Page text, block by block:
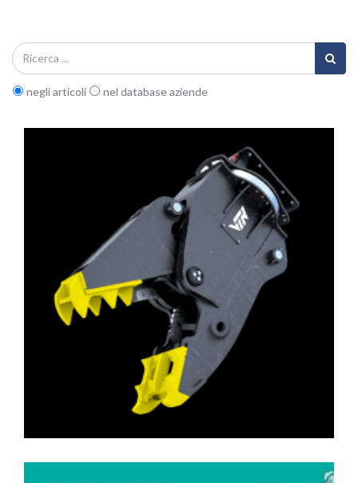
negli articoli nel database aziende